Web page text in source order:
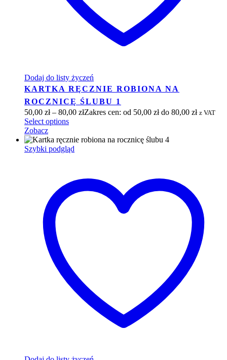
Dodaj do listy życzeń
KARTKA RĘCZNIE ROBIONA NA
ROCZNICĘ ŚLUBU 1
50,00 zł – 80,00 złZakres cen: od 50,00 zł do 80,00 zł z VAT
Select options
Zobacz
Szybki podgląd